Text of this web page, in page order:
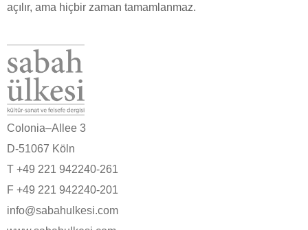
açılır, ama hiçbir zaman tamamlanmaz.
Colonia–Allee 3
D-51067 Köln
T +49 221 942240-261
F +49 221 942240-201
info@sabahulkesi.com